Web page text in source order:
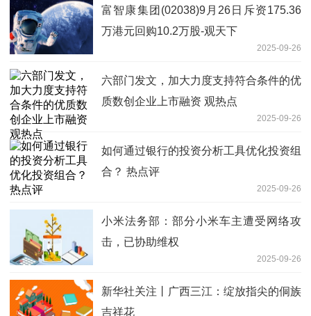
富智康集团(02038)9月26日斥资175.36
万港元回购10.2万股-观天下
2025-09-26
六部门发文，加大力度支持符合条件的优
质数创企业上市融资 观热点
2025-09-26
如何通过银行的投资分析工具优化投资组
合？ 热点评
2025-09-26
小米法务部：部分小米车主遭受网络攻
击，已协助维权
2025-09-26
新华社关注丨广西三江：绽放指尖的侗族
吉祥花